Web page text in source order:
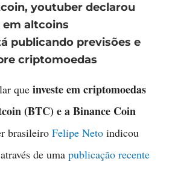
youtuber declarou
altcoins
publicando previsões e
criptomoedas
queinveste em criptomoedas
(BTC) e a Binance Coin
brasileiro Felipe Neto indicou
de uma publicação recente